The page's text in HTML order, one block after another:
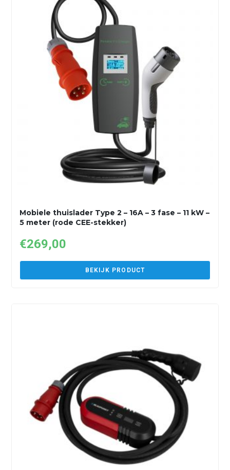
Mobiele thuislader Type 2 – 16A – 3 fase – 11 kW –
5 meter (rode CEE-stekker)
€269,00
BEKIJK PRODUCT